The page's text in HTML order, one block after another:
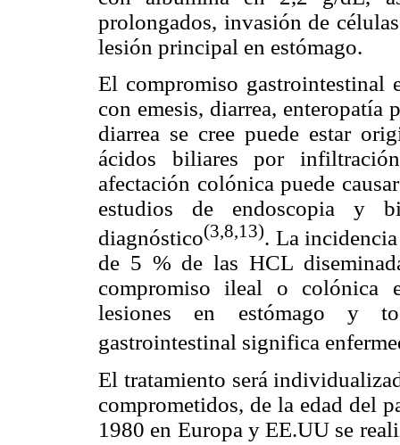
prolongados, invasión de
lesión principal en estómago.
El compromiso gastrointestinal
con emesis, diarrea, enteropatía
diarrea se cree puede estar
ácidos biliares por
afectación colónica puede
estudios de endoscopia y
diagnóstico(3,8,13). La
de 5 % de las HCL
compromiso ileal o colónica
lesiones en estómago y
gastrointestinal significa
El tratamiento será
comprometidos, de la edad del
1980 en Europa y EE.UU se